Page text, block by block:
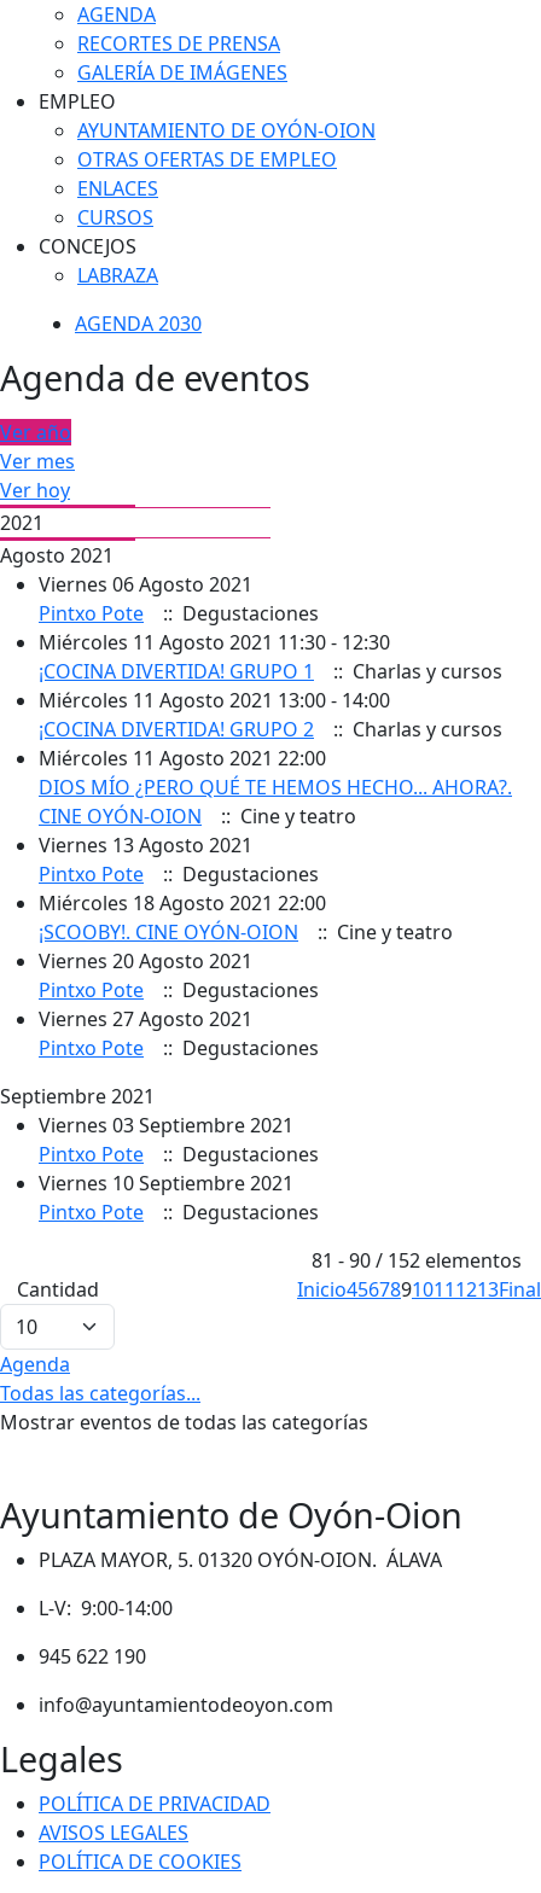
AGENDA
RECORTES DE PRENSA
GALERÍA DE IMÁGENES
EMPLEO
AYUNTAMIENTO DE OYÓN-OION
OTRAS OFERTAS DE EMPLEO
ENLACES
CURSOS
CONCEJOS
LABRAZA
AGENDA 2030
Agenda de eventos
Ver año
Ver mes
Ver hoy
2021
Agosto 2021
Viernes 06 Agosto 2021
Pintxo Pote
:: Degustaciones
Miércoles 11 Agosto 2021 11:30 - 12:30
¡COCINA DIVERTIDA! GRUPO 1
:: Charlas y cursos
Miércoles 11 Agosto 2021 13:00 - 14:00
¡COCINA DIVERTIDA! GRUPO 2
:: Charlas y cursos
Miércoles 11 Agosto 2021 22:00
DIOS MÍO ¿PERO QUÉ TE HEMOS HECHO... AHORA?.
CINE OYÓN-OION
:: Cine y teatro
Viernes 13 Agosto 2021
Pintxo Pote
:: Degustaciones
Miércoles 18 Agosto 2021 22:00
¡SCOOBY!. CINE OYÓN-OION
:: Cine y teatro
Viernes 20 Agosto 2021
Pintxo Pote
:: Degustaciones
Viernes 27 Agosto 2021
Pintxo Pote
:: Degustaciones
Septiembre 2021
Viernes 03 Septiembre 2021
Pintxo Pote
:: Degustaciones
Viernes 10 Septiembre 2021
Pintxo Pote
:: Degustaciones
81 - 90 / 152 elementos
Cantidad
Inicio45678910111213Final
Agenda
Todas las categorías...
Mostrar eventos de todas las categorías
Ayuntamiento de Oyón-Oion
PLAZA MAYOR, 5. 01320 OYÓN-OION. ÁLAVA
L-V: 9:00-14:00
945 622 190
info@ayuntamientodeoyon.com
Legales
POLÍTICA DE PRIVACIDAD
AVISOS LEGALES
POLÍTICA DE COOKIES